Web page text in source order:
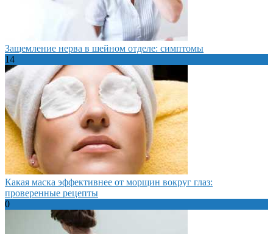
Защемление нерва в шейном отделе: симптомы
14
Какая маска эффективнее от морщин вокруг глаз:
проверенные рецепты
0